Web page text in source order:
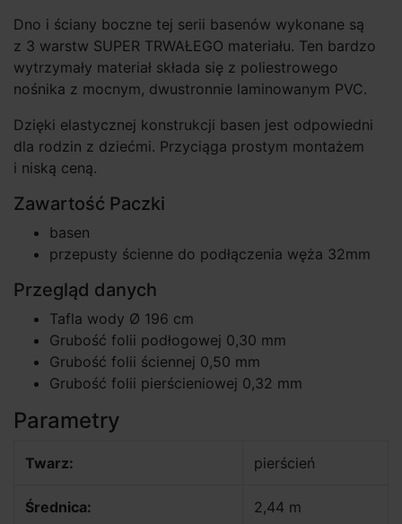
Dno i ściany boczne tej serii basenów wykonane są
z 3 warstw SUPER TRWAŁEGO materiału. Ten bardzo
wytrzymały materiał składa się z poliestrowego
nośnika z mocnym, dwustronnie laminowanym PVC.
Dzięki elastycznej konstrukcji basen jest odpowiedni
dla rodzin z dziećmi. Przyciąga prostym montażem
i niską ceną.
Zawartość Paczki
basen
przepusty ścienne do podłączenia węża 32mm
Przegląd danych
Tafla wody Ø 196 cm
Grubość folii podłogowej 0,30 mm
Grubość folii ściennej 0,50 mm
Grubość folii pierścieniowej 0,32 mm
Parametry
Twarz: pierścień
Średnica: 2,44 m